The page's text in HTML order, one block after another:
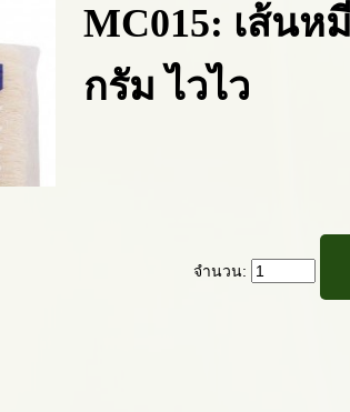
MC015: เส้นห
กรัม ไวไว
จำนวน: